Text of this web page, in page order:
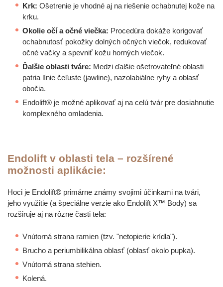
Krk: Ošetrenie je vhodné aj na riešenie ochabnutej kože na
krku.
Okolie očí a očné viečka: Procedúra dokáže korigovať
ochabnutosť pokožky dolných očných viečok, redukovať
očné vačky a spevniť kožu horných viečok.
Ďalšie oblasti tváre: Medzi ďalšie ošetrovateľné oblasti
patria línie čeľuste (jawline), nazolabiálne ryhy a oblasť
obočia.
Endolift® je možné aplikovať aj na celú tvár pre dosiahnutie
komplexného omladenia.
Endolift v oblasti tela – rozšírené
možnosti aplikácie:
Hoci je Endolift® primárne známy svojimi účinkami na tvári,
jeho využitie (a špeciálne verzie ako Endolift X™ Body) sa
rozširuje aj na rôzne časti tela:
Vnútorná strana ramien (tzv. "netopierie krídla").
Brucho a periumbilikálna oblasť (oblasť okolo pupka).
Vnútorná strana stehien.
Kolená.